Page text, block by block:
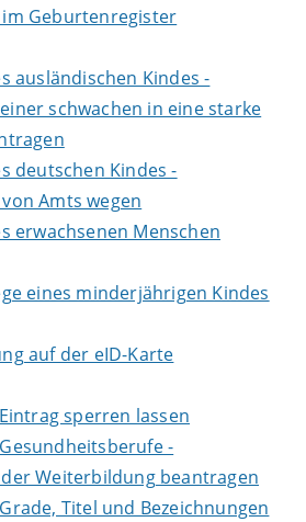
Geburtenregister
ausländischen Kindes -
schwachen in eine starke
deutschen Kindes -
Amts wegen
erwachsenen Menschen
eines minderjährigen Kindes
auf der eID-Karte
sperren lassen
-
Weiterbildung beantragen
Titel und Bezeichnungen